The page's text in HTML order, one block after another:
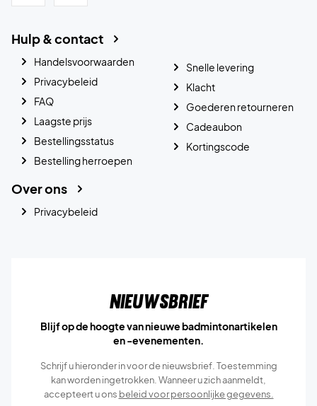
Hulp & contact
Handelsvoorwaarden
Privacybeleid
FAQ
Laagste prijs
Bestellingsstatus
Bestelling herroepen
Snelle levering
Klacht
Goederen retourneren
Cadeaubon
Kortingscode
Over ons
Privacybeleid
Nieuwsbrief
Blijf op de hoogte van nieuwe badmintonartikelen
en -evenementen.
Schrijf u hieronder in voor de nieuwsbrief. Toestemming
kan worden ingetrokken. Wanneer u zich aanmeldt,
accepteert u ons beleid voor persoonlijke gegevens.